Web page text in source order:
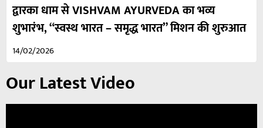
द्वारका धाम से VISHVAM AYURVEDA का भव्य
शुभारंभ, “स्वस्थ भारत – समृद्ध भारत” मिशन की शुरुआत
14/02/2026
Our Latest Video